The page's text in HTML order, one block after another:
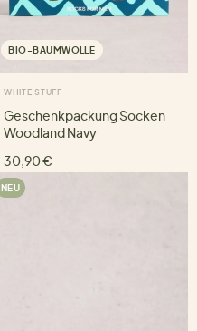
BIO-BAUMWOLLE
WHITE STUFF
Geschenkpackung Socken
Woodland Navy
30,90 €
NEU